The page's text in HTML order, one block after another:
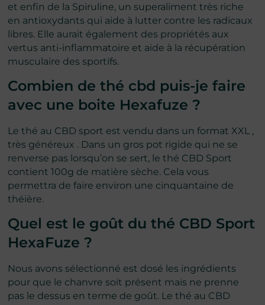
et enfin de la Spiruline, un superaliment très riche
en antioxydants qui aide à lutter contre les radicaux
libres. Elle aurait également des propriétés aux
vertus anti-inflammatoire et aide à la récupération
musculaire des sportifs.
Combien de thé cbd puis-je faire
avec une boite Hexafuze ?
Le thé au CBD sport est vendu dans un format XXL ,
très généreux . Dans un gros pot rigide qui ne se
renverse pas lorsqu’on se sert, le thé CBD Sport
contient 100g de matière sèche. Cela vous
permettra de faire environ une cinquantaine de
théière.
Quel est le goût du thé CBD Sport
HexaFuze ?
Nous avons sélectionné est dosé les ingrédients
pour que le chanvre soit présent mais ne prenne
pas le dessus en terme de goût. Le thé au CBD